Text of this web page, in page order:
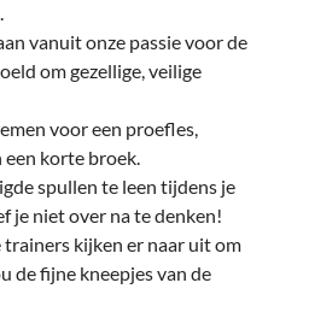
vanuit onze passie voor de
om gezellige, veilige
voor een proefles,
korte broek.
spullen te leen tijdens je
je niet over na te denken!
trainers kijken er naar uit om
de fijne kneepjes van de